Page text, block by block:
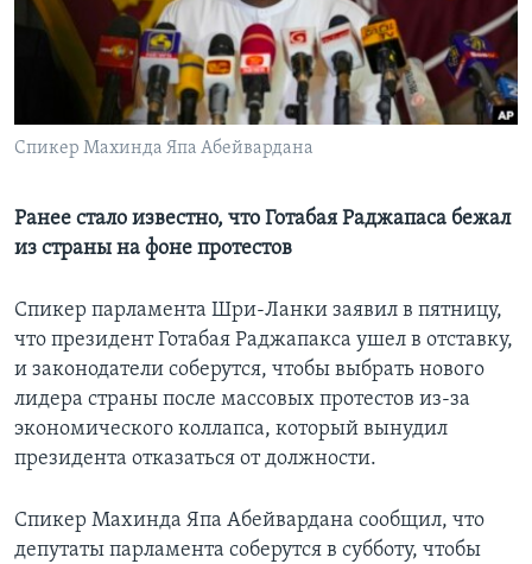
Learning English
СОЦИАЛЬНЫЕ СЕТИ
Языки
Спикер Махинда Япа Абейвардана
Ранее стало известно, что Готабая Раджапаса бежал
из страны на фоне протестов
Спикер парламента Шри-Ланки заявил в пятницу,
что президент Готабая Раджапакса ушел в отставку,
и законодатели соберутся, чтобы выбрать нового
лидера страны после массовых протестов из-за
экономического коллапса, который вынудил
президента отказаться от должности.
Спикер Махинда Япа Абейвардана сообщил, что
депутаты парламента соберутся в субботу, чтобы